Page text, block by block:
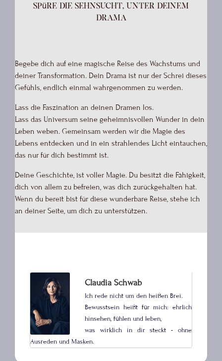
Spüre die Sehnsucht, unter deinem
Drama
Begebe dich auf eine magische Reise des Wachstums und
deiner Transformation. Dein Drama ist nur der Schrei dieses
Gefühls, endlich einmal wahrgenommen zu werden.
Lass die Faszination an deinen Dramen los.
Lass das Universum seine geheimnisvollen Wunder in dein
Leben weben. Gemeinsam werden wir die Magie des
Lebens entdecken und in ein strahlendes Licht eintauchen,
das nur für dich bestimmt ist.
Deine Geschichte, ist voller Magie. Du besitzt die Fähigkeit,
dich von allem zu befreien, was dich zurückgehalten hat.
Wenn du bereit bist für diese wunderbare Reise, stehe ich
an deiner Seite, um dich zu unterstützen.
Claudia Schwab
Ich rede nicht um den heißen Brei.
Bewusstsein heißt für mich: ehrlich
hinsehen, fühlen und leben,
was wirklich in dir steckt - ohne
Ausreden und Masken.